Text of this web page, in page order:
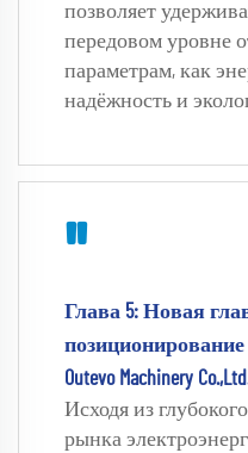
позволяет
передовом уровне
параметрам, как
надёжность и
"
Глава 5: Новая
позиционирование
Outevo Machinery
Исходя из
рынка